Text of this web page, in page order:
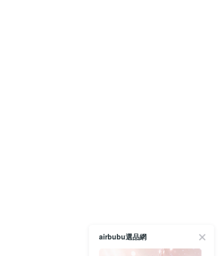
airbubu選品網